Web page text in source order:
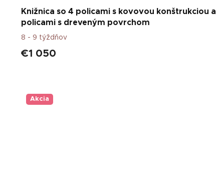
Knižnica so 4 policami s kovovou konštrukciou a
policami s dreveným povrchom
8 - 9 týždňov
€1 050
Akcia